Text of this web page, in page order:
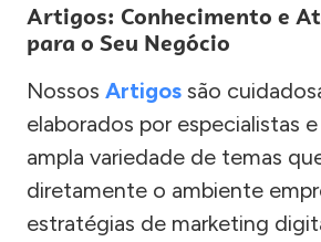
Artigos: Conhecimento e
para o Seu Negócio
Nossos Artigos são
elaborados por especialistas
ampla variedade de temas
diretamente o ambiente
estratégias de marketing